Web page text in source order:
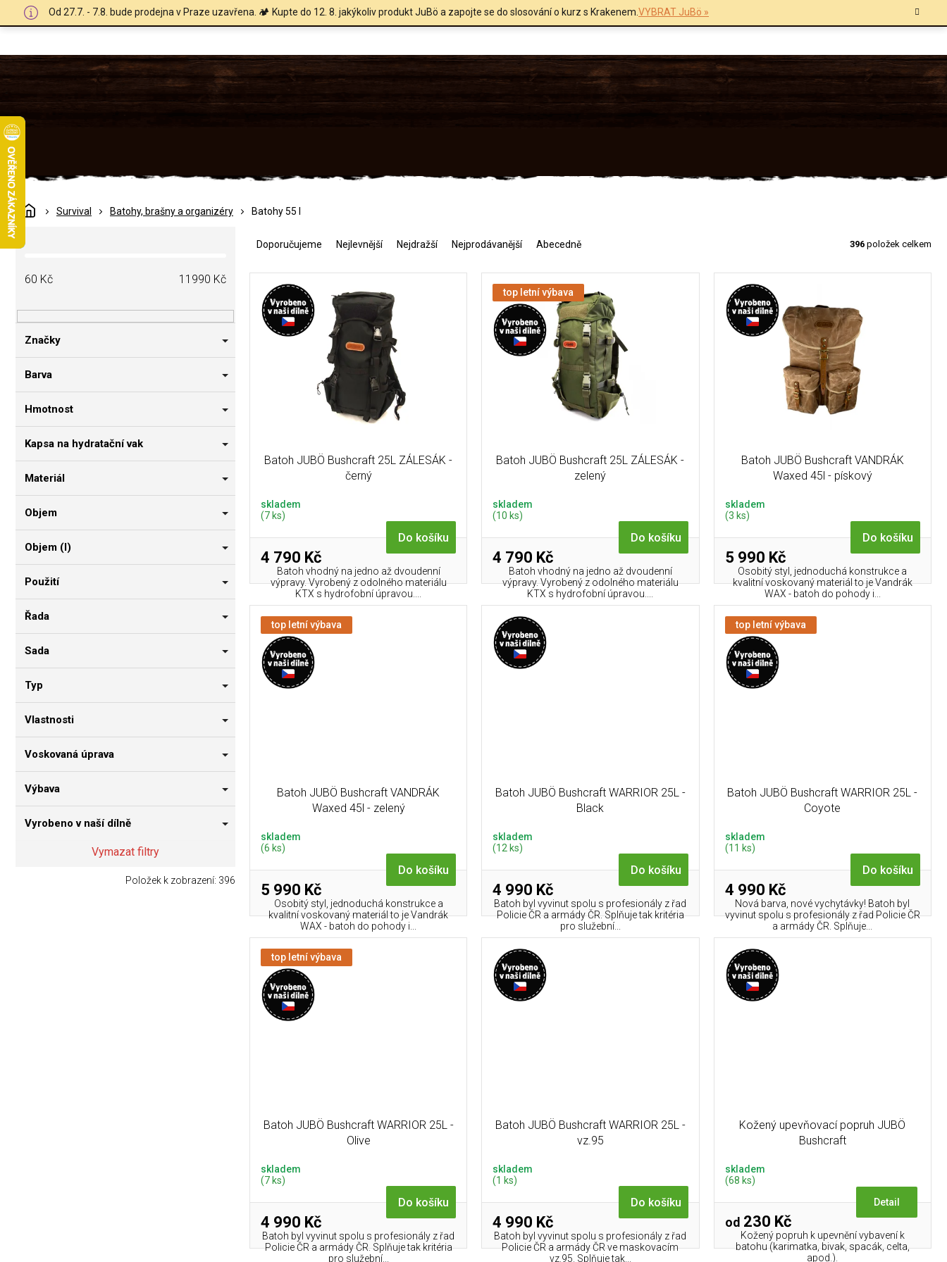
Od 27.7. - 7.8. bude prodejna v Praze uzavřena. 🏕️ Kupte do 12. 8. jakýkoliv produkt JuBö a zapojte se do slosování o kurz s Krakenem.VYBRAT JuBö »
DomůSurvival Batohy, brašny a organizéry Batohy 55 l
P
o
a
n
í
a
60 Kč 11990 Kč
Značky
Barva
Hmotnost
Kapsa na hydratační vak
Materiál
Objem
Objem (l)
Použití
Řada
Sada
Typ
Vlastnosti
Voskovaná úprava
Výbava
Vyrobeno v naší dílně
Vymazat filtry
Položek k zobrazení: 396
e
Doporučujeme Nejlevnější Nejdražší Nejprodávanější Abecedně 396 položek celkem
Batoh JUBÖ Bushcraft 25L ZÁLESÁK -
černý
skladem
(7 ks)
4 790 Kč
Do košíku
Batoh vhodný na jedno až dvoudenní
výpravy. Vyrobený z odolného materiálu
KTX s hydrofobní úpravou....
top letní výbava
Batoh JUBÖ Bushcraft 25L ZÁLESÁK -
zelený
skladem
(10 ks)
4 790 Kč
Do košíku
Batoh vhodný na jedno až dvoudenní
výpravy. Vyrobený z odolného materiálu
KTX s hydrofobní úpravou....
Batoh JUBÖ Bushcraft VANDRÁK
Waxed 45l - pískový
skladem
(3 ks)
5 990 Kč
Do košíku
Osobitý styl, jednoduchá konstrukce a
kvalitní voskovaný materiál to je Vandrák
WAX - batoh do pohody i...
top letní výbava
Batoh JUBÖ Bushcraft VANDRÁK
Waxed 45l - zelený
skladem
(6 ks)
5 990 Kč
Do košíku
Osobitý styl, jednoduchá konstrukce a
kvalitní voskovaný materiál to je Vandrák
WAX - batoh do pohody i...
Batoh JUBÖ Bushcraft WARRIOR 25L -
Black
skladem
(12 ks)
4 990 Kč
Do košíku
Batoh byl vyvinut spolu s profesionály z řad
Policie ČR a armády ČR. Splňuje tak kritéria
pro služební...
top letní výbava
Batoh JUBÖ Bushcraft WARRIOR 25L -
Coyote
skladem
(11 ks)
4 990 Kč
Do košíku
Nová barva, nové vychytávky! Batoh byl
vyvinut spolu s profesionály z řad Policie ČR
a armády ČR. Splňuje...
top letní výbava
Batoh JUBÖ Bushcraft WARRIOR 25L -
Olive
skladem
(7 ks)
4 990 Kč
Do košíku
Batoh byl vyvinut spolu s profesionály z řad
Policie ČR a armády ČR. Splňuje tak kritéria
pro služební...
Batoh JUBÖ Bushcraft WARRIOR 25L -
vz.95
skladem
(1 ks)
4 990 Kč
Do košíku
Batoh byl vyvinut spolu s profesionály z řad
Policie ČR a armády ČR ve maskovacím
vz.95. Splňuje tak...
Kožený upevňovací popruh JUBÖ
Bushcraft
skladem
(68 ks)
od230 Kč
Detail
Kožený popruh k upevnění vybavení k
batohu (karimatka, bivak, spacák, celta,
apod.).